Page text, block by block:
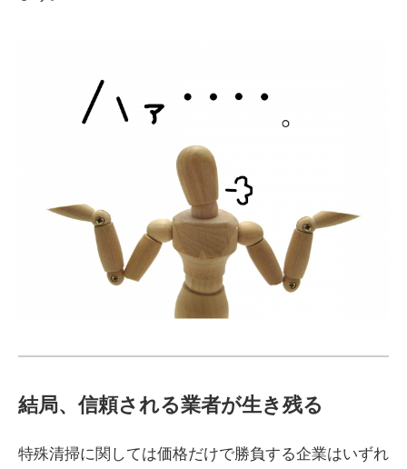
結局、信頼される業者が生き残る
特殊清掃に関しては価格だけで勝負する企業はいずれ